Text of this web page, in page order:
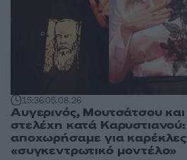
15:3605.08.26
Αυγερινός, Μουτσάτσου
στελέχη κατά
αποχωρήσαμε για
«συγκεντρωτικό μοντέλο»